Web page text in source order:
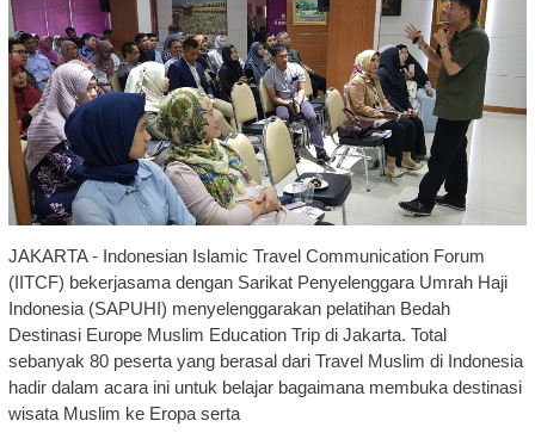
JAKARTA - Indonesian Islamic Travel Communication Forum
(IITCF) bekerjasama dengan Sarikat Penyelenggara Umrah Haji
Indonesia (SAPUHI) menyelenggarakan pelatihan Bedah
Destinasi Europe Muslim Education Trip di Jakarta. Total
sebanyak 80 peserta yang berasal dari Travel Muslim di Indonesia
hadir dalam acara ini untuk belajar bagaimana membuka destinasi
wisata Muslim ke Eropa serta